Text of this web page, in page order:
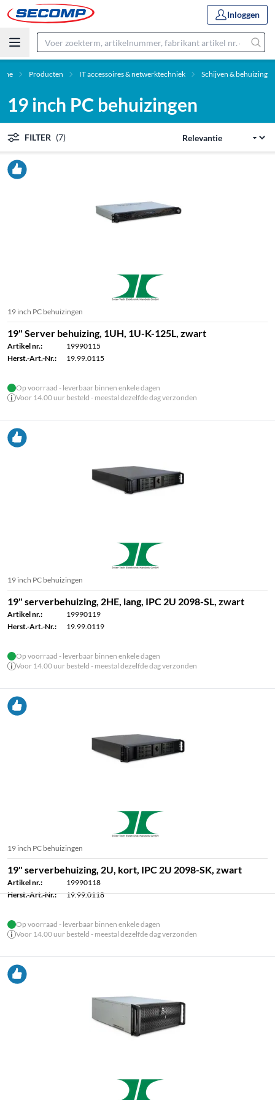
Inloggen
Producten IT accessoires & netwerktechniek Schijven & behuizing
19 inch PC behuizingen
FILTER (7)
19 inch PC behuizingen
19" Server behuizing, 1UH, 1U-K-125L, zwart
Artikel nr.:
19990115
Herst.-Art.-Nr.:
19.99.0115
Op voorraad - leverbaar binnen enkele dagen
Voor 14.00 uur besteld - meestal dezelfde dag verzonden
19 inch PC behuizingen
19" serverbehuizing, 2HE, lang, IPC 2U 2098-SL, zwart
Artikel nr.:
19990119
Herst.-Art.-Nr.:
19.99.0119
Op voorraad - leverbaar binnen enkele dagen
Voor 14.00 uur besteld - meestal dezelfde dag verzonden
19 inch PC behuizingen
19" serverbehuizing, 2U, kort, IPC 2U 2098-SK, zwart
Artikel nr.:
19990118
Herst.-Art.-Nr.:
19.99.0118
Op voorraad - leverbaar binnen enkele dagen
Voor 14.00 uur besteld - meestal dezelfde dag verzonden